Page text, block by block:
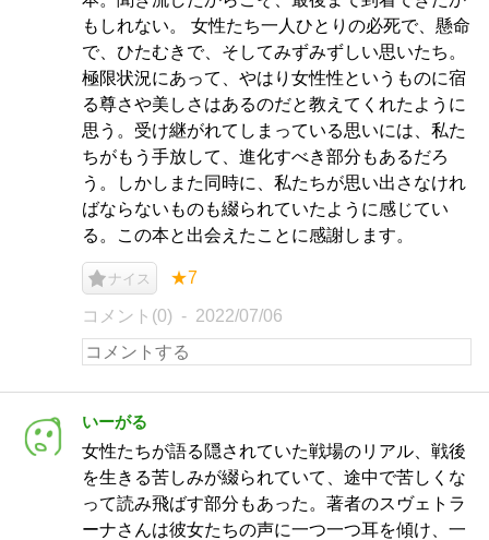
もしれない。 女性たち一人ひとりの必死で、懸命
で、ひたむきで、そしてみずみずしい思いたち。
極限状況にあって、やはり女性性というものに宿
る尊さや美しさはあるのだと教えてくれたように
思う。受け継がれてしまっている思いには、私た
ちがもう手放して、進化すべき部分もあるだろ
う。しかしまた同時に、私たちが思い出さなけれ
ばならないものも綴られていたように感じてい
る。この本と出会えたことに感謝します。
ナイス ★7
コメント(0) 2022/07/06
いーがる
女性たちが語る隠されていた戦場のリアル、戦後
を生きる苦しみが綴られていて、途中で苦しくな
って読み飛ばす部分もあった。著者のスヴェトラ
ーナさんは彼女たちの声に一つ一つ耳を傾け、一